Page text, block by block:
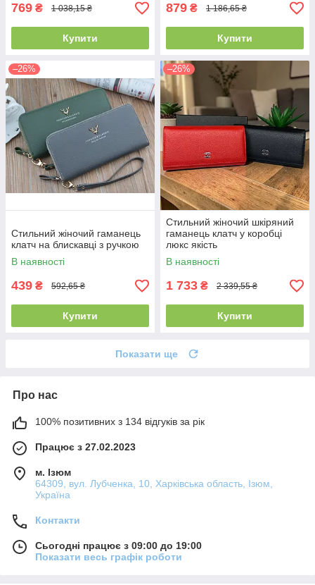
769 ₴ 1 038,15 ₴
Купити
879 ₴ 1 186,65 ₴
Купити
–26%
Стильний жіночий гаманець
клатч на блискавці з ручкою
В наявності
439 ₴ 592,65 ₴
Купити
–26%
Стильний жіночий шкіряний
гаманець клатч у коробці
люкс якість
В наявності
1 733 ₴ 2 339,55 ₴
Купити
Показати ще
Про нас
100% позитивних з 134 відгуків за рік
Працює з 27.02.2023
м. Ізюм
64309, вул. Лубченка, 10, Харківська область, Ізюм,
Україна
Контакти
Сьогодні працює з 09:00 до 19:00
Показати весь графік роботи